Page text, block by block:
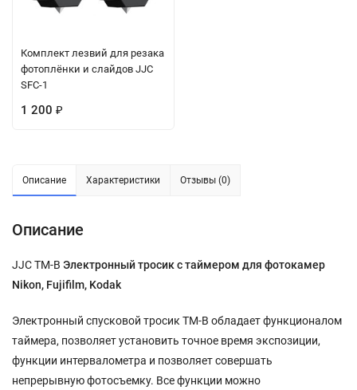
Комплект лезвий для резака
фотоплёнки и слайдов JJC
SFC-1
1 200 ₽
Описание Характеристики Отзывы (0)
Описание
JJC TM-B Электронный тросик с таймером для фотокамер
Nikon, Fujifilm, Kodak
Электронный спусковой тросик TM-B обладает функционалом
таймера, позволяет установить точное время экспозиции,
функции интервалометра и позволяет совершать
непрерывную фотосъемку. Все функции можно